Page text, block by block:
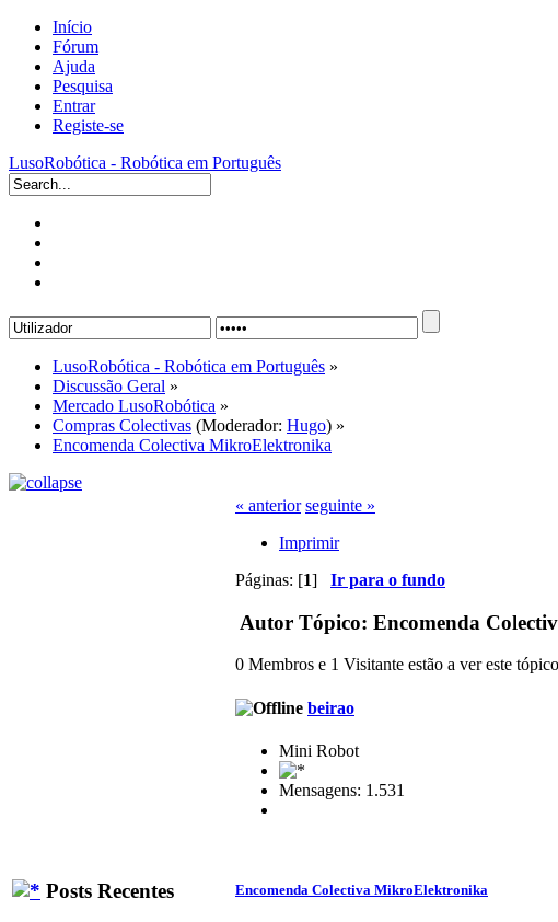
Início
Fórum
Ajuda
Pesquisa
Entrar
Registe-se
LusoRobótica - Robótica em Português
LusoRobótica - Robótica em Português »
Discussão Geral »
Mercado LusoRobótica »
Compras Colectivas (Moderador: Hugo) »
Encomenda Colectiva MikroElektronika
Posts Recentes
« anterior seguinte »
Imprimir
Páginas: [1] Ir para o fundo
Autor Tópico: Encomenda
0 Membros e 1 Visitante estão a ver este
beirao
Mini Robot
Mensagens: 1.531
Encomenda Colectiva MikroElektronika